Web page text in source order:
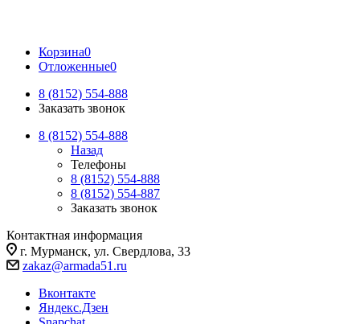
Корзина0
Отложенные0
8 (8152) 554-888
Заказать звонок
8 (8152) 554-888
Назад
Телефоны
8 (8152) 554-888
8 (8152) 554-887
Заказать звонок
Контактная информация
г. Мурманск, ул. Свердлова, 33
zakaz@armada51.ru
Вконтакте
Яндекс.Дзен